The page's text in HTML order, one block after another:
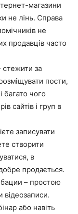
магазини
не лінь. Справа
не
продавців часто
стежити за
пости,
багато чого
сайтів і груп в
записувати
створити
в
продається.
– простою
відеозаписи.
або навіть